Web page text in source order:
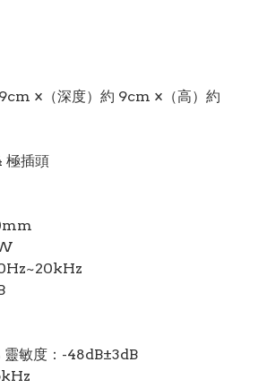
×（深度）約 9cm ×（高）約
極插頭
敏度：-48dB±3dB